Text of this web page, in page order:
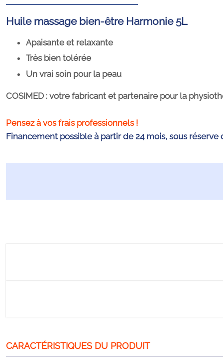
Huile massage bien-être Harmonie 5L
Apaisante et relaxante
Très bien tolérée
Un vrai soin pour la peau
COSIMED : votre fabricant et partenaire pour la
Pensez à vos frais professionnels !
Financement possible à partir de 24 mois, sous réserve